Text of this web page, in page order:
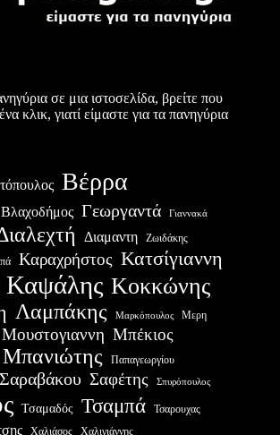
σε μια ιστοσελίδα, βρείτε που
κλικ, γιατί είμαστε για τα πανηγύρια
Βέρρα
Βλαχοδήμος Γεωργαντά Γιαννακά
Διαμαντη Ζωιδάκης
Καραχρήστος Κατσίγιαννη
Καψάλης Κοκκώνης
Λαμπάκης Μαρκόπουλος Μερη
Μουστογιαννη Μπέκιος
Μπανιώτης Παπαγεωργίου
Σαραβάκου Σαφέτης Σπυρόπουλος
Τσαμαδός Τσαμπά Τσαρουχας
Χαλιάσος Χαλιγιάννης